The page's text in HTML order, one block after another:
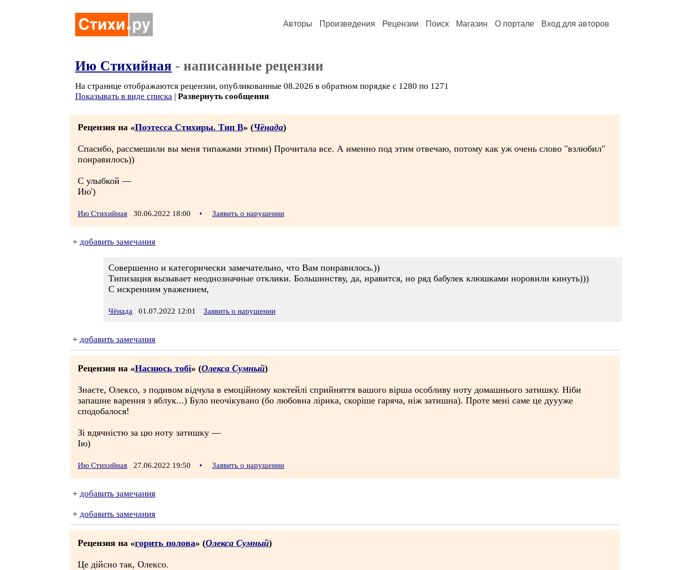
Авторы Произведения Рецензии Поиск Магазин О портале Вход для авторов
Ию Стихийная - написанные рецензии
На странице отображаются рецензии, опубликованные 08.2026 в обратном порядке с 1280 по 1271
Показывать в виде списка | Развернуть сообщения
Рецензия на «Поэтесса Стихиры. Тип В» (Чёнада)
Спасибо, рассмешили вы меня типажами этими) Прочитала все. А именно под этим отвечаю, потому как уж очень слово "взлюбил"
понравилось))
С улыбкой —
Ию')
Ию Стихийная 30.06.2022 18:00 • Заявить о нарушении
+ добавить замечания
Совершенно и категорически замечательно, что Вам понравилось.))
Типизация вызывает неоднозначные отклики. Большинству, да, нравится, но ряд бабулек клюшками норовили кинуть)))
С искренним уважением,
Чёнада 01.07.2022 12:01 Заявить о нарушении
+ добавить замечания
Рецензия на «Наснюсь тобi» (Олекса Сумный)
Знаєте, Олексо, з подивом відчула в емоційному коктейлі сприйняття вашого вірша особливу ноту домашнього затишку. Ніби
запашне варення з яблук...) Було неочікувано (бо любовна лірика, скоріше гаряча, ніж затишна). Проте мені саме це дуууже
сподобалося!
Зі вдячністю за цю ноту затишку —
Ію)
Ию Стихийная 27.06.2022 19:50 • Заявить о нарушении
+ добавить замечания
+ добавить замечания
Рецензия на «горить полова» (Олекса Сумный)
Це дійсно так, Олексо.